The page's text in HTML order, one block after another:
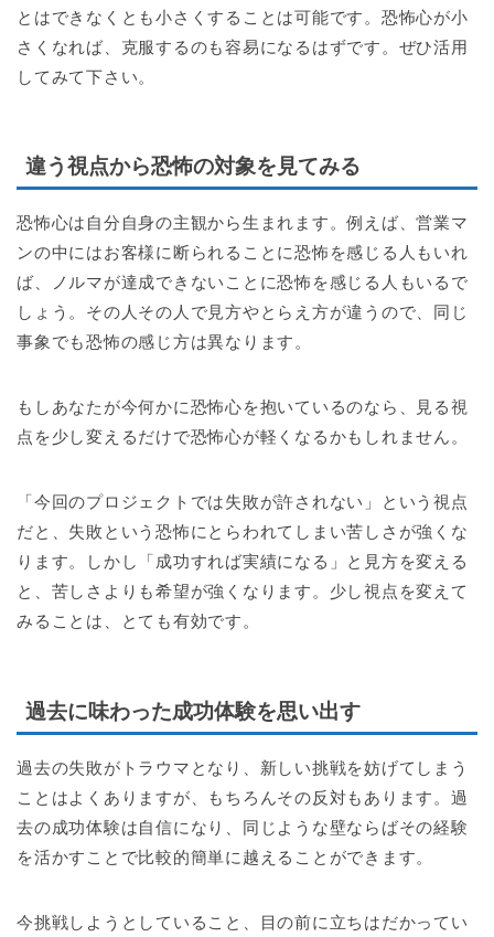
とはできなくとも小さくすることは可能です。恐怖心が小
さくなれば、克服するのも容易になるはずです。ぜひ活用
してみて下さい。
違う視点から恐怖の対象を見てみる
恐怖心は自分自身の主観から生まれます。例えば、営業マ
ンの中にはお客様に断られることに恐怖を感じる人もいれ
ば、ノルマが達成できないことに恐怖を感じる人もいるで
しょう。その人その人で見方やとらえ方が違うので、同じ
事象でも恐怖の感じ方は異なります。
もしあなたが今何かに恐怖心を抱いているのなら、見る視
点を少し変えるだけで恐怖心が軽くなるかもしれません。
「今回のプロジェクトでは失敗が許されない」という視点
だと、失敗という恐怖にとらわれてしまい苦しさが強くな
ります。しかし「成功すれば実績になる」と見方を変える
と、苦しさよりも希望が強くなります。少し視点を変えて
みることは、とても有効です。
過去に味わった成功体験を思い出す
過去の失敗がトラウマとなり、新しい挑戦を妨げてしまう
ことはよくありますが、もちろんその反対もあります。過
去の成功体験は自信になり、同じような壁ならばその経験
を活かすことで比較的簡単に越えることができます。
今挑戦しようとしていること、目の前に立ちはだかってい